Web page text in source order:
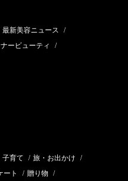
最新美容ニュース /
ービューティ /
子育て / 旅・お出かけ /
ート / 贈り物 /